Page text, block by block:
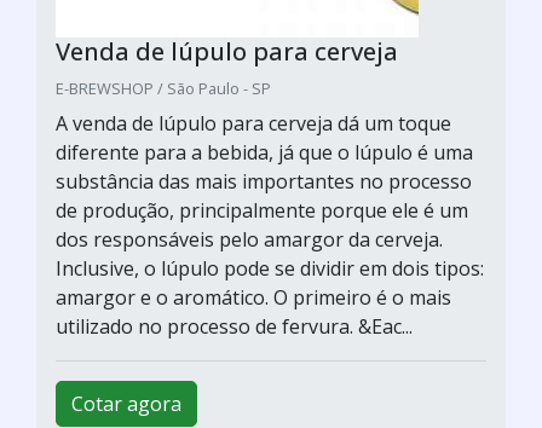
Venda de lúpulo para cerveja
E-BREWSHOP / São Paulo - SP
A venda de lúpulo para cerveja dá um toque
diferente para a bebida, já que o lúpulo é uma
substância das mais importantes no processo
de produção, principalmente porque ele é um
dos responsáveis pelo amargor da cerveja.
Inclusive, o lúpulo pode se dividir em dois tipos:
amargor e o aromático. O primeiro é o mais
utilizado no processo de fervura. &Eac...
Cotar agora